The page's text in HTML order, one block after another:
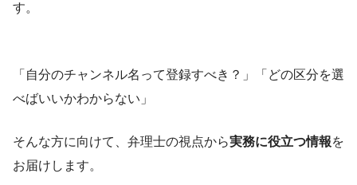
す。
「自分のチャンネル名って登録すべき？」「どの区分を選
べばいいかわからない」
そんな方に向けて、弁理士の視点から実務に役立つ情報を
お届けします。